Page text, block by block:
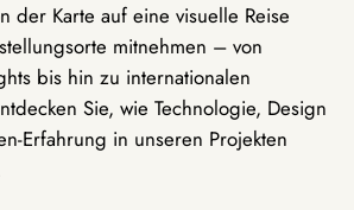
der Karte auf eine visuelle Reise
mitnehmen – von
bis hin zu internationalen
Sie, wie Technologie, Design
Erfahrung in unseren Projekten